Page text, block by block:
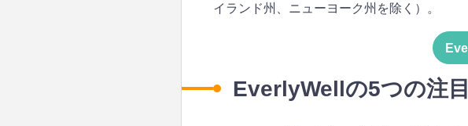
イランド州、ニューヨーク州を除く）。
EverlyWellの5つの注